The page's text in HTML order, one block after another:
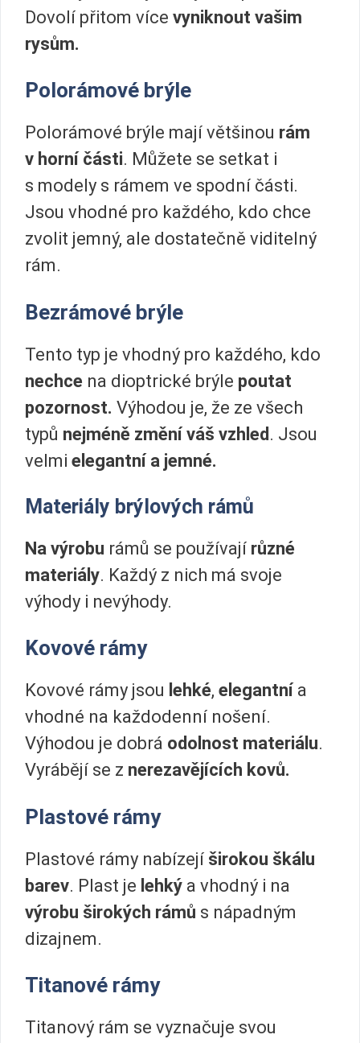
Dovolí přitom více vyniknout vašim
rysům.
Polorámové brýle
Polorámové brýle mají většinou rám
v horní části. Můžete se setkat i
s modely s rámem ve spodní části.
Jsou vhodné pro každého, kdo chce
zvolit jemný, ale dostatečně viditelný
rám.
Bezrámové brýle
Tento typ je vhodný pro každého, kdo
nechce na dioptrické brýle poutat
pozornost. Výhodou je, že ze všech
typů nejméně změní váš vzhled . Jsou
velmi elegantní a jemné.
Materiály brýlových rámů
Na výrobu rámů se používají různé
materiály. Každý z nich má svoje
výhody i nevýhody.
Kovové rámy
Kovové rámy jsou lehké, elegantní a
vhodné na každodenní nošení.
Výhodou je dobrá odolnost materiálu.
Vyrábějí se z nerezavějících kovů.
Plastové rámy
Plastové rámy nabízejí širokou škálu
barev. Plast je lehký a vhodný i na
výrobu širokých rámů s nápadným
dizajnem.
Titanové rámy
Titanový rám se vyznačuje svou